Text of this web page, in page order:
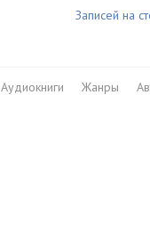
Записей на
Аудиокниги Жанры